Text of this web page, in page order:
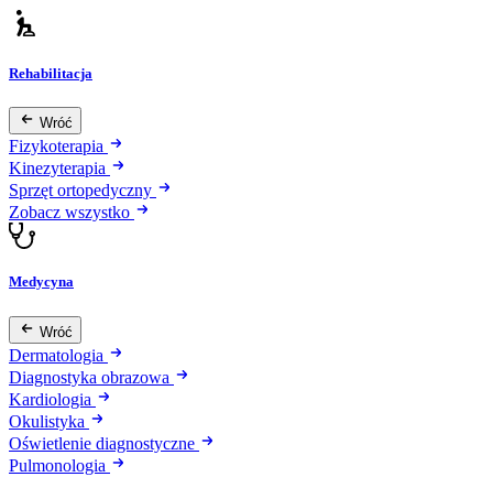
Rehabilitacja
Wróć
Fizykoterapia
Kinezyterapia
Sprzęt ortopedyczny
Zobacz wszystko
Medycyna
Wróć
Dermatologia
Diagnostyka obrazowa
Kardiologia
Okulistyka
Oświetlenie diagnostyczne
Pulmonologia